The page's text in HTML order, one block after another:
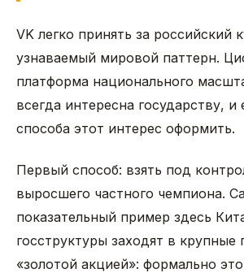
VK легко принять за российский
узнаваемый мировой паттерн.
платформа национального
всегда интересна государству, и
способа этот интерес оформить.
Первый способ: взять под
выросшего частного чемпиона.
показательный пример здесь
госструктуры заходят в
«золотой акцией»: формально